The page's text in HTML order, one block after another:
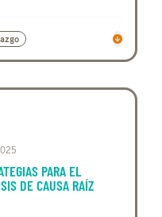
PARA EL
DE CAUSA RAÍZ